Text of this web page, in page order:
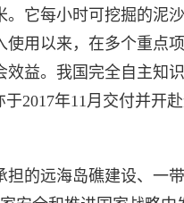
。它每小时可挖掘的泥
用以来，在多个重点
效益。我国完全自主知
于2017年11月交付并开
担的远海岛礁建设、一